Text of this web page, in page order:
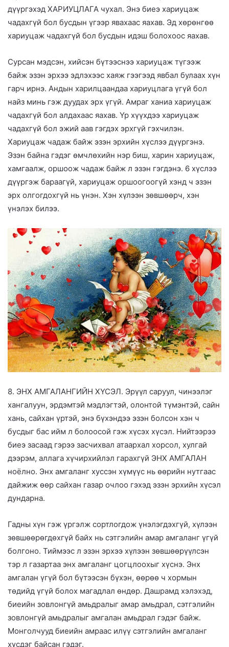
дүүргэхэд ХАРИУЦЛАГА чухал. Энэ биеэ хариуцаж
чадахгүй бол бусдын үгээр явахаас яахав. Эд хөрөнгөө
хариуцаж чадахгүй бол бусдын идэш болохоос яахав.
Сурсан мэдсэн, хийсэн бүтээснээ хариуцаж түгээж
байж эзэн эрхээ эдлэхээс хаяж гээгээд явбал булаах хүн
гарч ирнэ. Андын харилцаандаа хариуцлага үгүй бол
найз минь гэж дуудах эрх үгүй. Амраг ханиа хариуцаж
чадахгүй бол алдахаас яахав. Үр хүүхдээ хариуцаж
чадахгүй бол эжий аав гэгдэх эрхгүй гэхчилэн.
Хариуцаж чадаж байж эзэн эрхийн хүслээ дүүргэнэ.
Эзэн байна гэдэг өмчлөхийн нэр биш, харин хариуцаж,
хамгаалж, оршоож чадаж байж л эзэн гэгдэнэ. 6 хүслээ
дүүргэж бараагүй, хариуцаж оршоогоогүй хэнд ч эзэн
эрх олгогдохгүй нь үнэн. Хэн хүлээн зөвшөөрч, хэн
үнэлэх билээ.
8. ЭНХ АМГАЛАНГИЙН ХҮСЭЛ. Эрүүл саруул, чинээлэг
хангалуун, эрдэмтэй мэдлэгтэй, олонтой түмэнтэй, сайн
хань, сайхан үртэй, энэ бүхэндээ эзэн болсон хэн ч
бусдыг бас ийм л болоосой гэж хүсэх хүсэл. Нийтээрээ
биеэ засаад гэрээ засчихвал атаархал хорсол, хулгай
дээрэм, аллага хүчирхийлэл гарахгүй ЭНХ АМГАЛАН
ноёлно. Энх амгаланг хуссэн хүмүүс нь өөрийн нутгаас
дайжиж өөр сайхан газар очлоо гэхэд эзэн эрхийн хүсэл
дундарна.
Гадны хүн гэж үргэлж сортлогдож үнэлэгдэхгүй, хүлээн
зөвшөөрөгдөхгүй байх нь сэтгэлийн амар амгаланг үгүй
болгоно. Тиймээс л эзэн эрхээ хүлээн зөвшөөрүүлсэн
тэр л газартаа энх амгаланг цогцлоохыг хүснэ. Энх
амгалан үгүй бол бүтээсэн бүхэн, өөрөө ч хормын
төдийд үгүй болох магадлал өндөр. Дашрамд хэлэхэд,
биеийн зовлонгүй амьдралыг амар амьдрал, сэтгэлийн
зовлонгүй амьдралыг амгалан амьдрал гэдэг байж.
Монголчууд биеийн амраас илүү сэтгэлийн амгаланг
хүсдэг байсан гэдэг.